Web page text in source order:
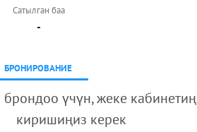
Сатылган баа
-
БРОНИРОВАНИЕ
үчүн, жеке
киришиңиз керек